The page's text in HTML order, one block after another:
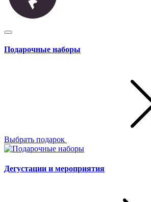
Подарочные наборы
Выбрать подарок
Дегустации и мероприятия